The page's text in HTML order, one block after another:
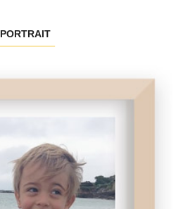
PORTRAIT